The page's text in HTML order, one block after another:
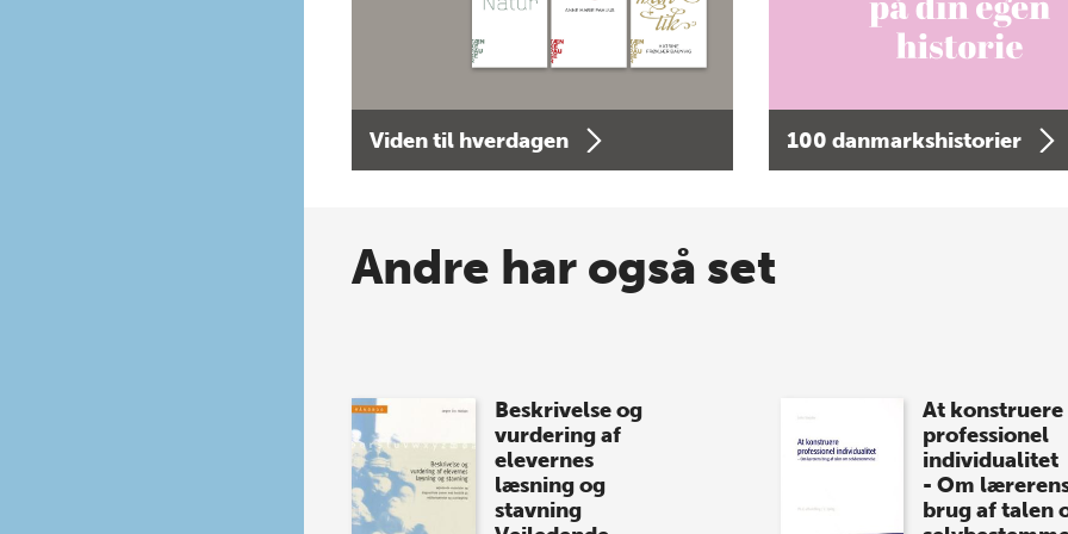
Viden til hverdagen 100 danmarkshistorier
Andre har også set
Beskrivelse og
vurdering af
elevernes
læsning og
stavning
At konstruere
professionel
individualitet
- Om
brug af talen